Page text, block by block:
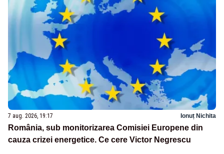
7 aug. 2026, 19:17 Ionuț Nichita
România, sub monitorizarea Comisiei Europene din
cauza crizei energetice. Ce cere Victor Negrescu